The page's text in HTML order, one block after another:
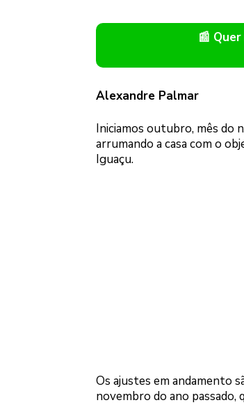
📰
Alexandre Palmar
Iniciamos outubro, mês do
arrumando a casa com o
Iguaçu.
Os ajustes em andamento
novembro do ano passado,